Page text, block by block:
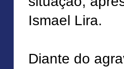
Ismael Lira.
Diante do